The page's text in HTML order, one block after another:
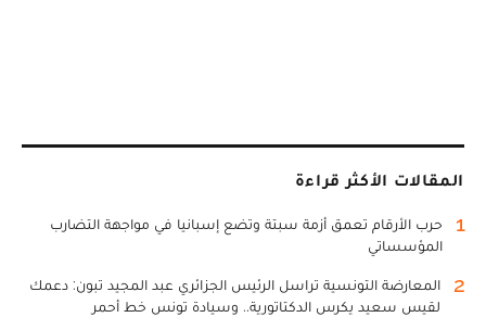
المقالات الأكثر قراءة
1
حرب الأرقام تعمق أزمة سبتة وتضع إسبانيا في مواجهة التضارب
المؤسساتي
2
المعارضة التونسية تراسل الرئيس الجزائري عبد المجيد تبون: دعمك
لقيس سعيد يكرس الدكتاتورية.. وسيادة تونس خط أحمر